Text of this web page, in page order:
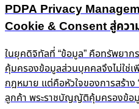
PDPA Privacy
Cookie & Consent สู่ควา
ในยุคดิจิทัลที่ “ข้อมูล” คือทรัพยา
คุ้มครองข้อมูลส่วนบุคคลจึงไม่ใช่
กฎหมาย แต่คือหัวใจของการสร้าง
ลูกค้า พระราชบัญญัติคุ้มครองข้